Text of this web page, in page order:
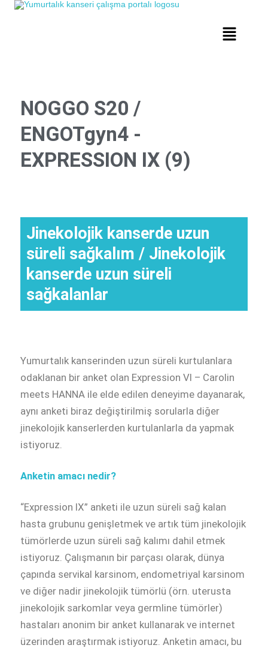
NOGGO S20 /
ENGOTgyn4 -
EXPRESSION IX (9)
Jinekolojik kanserde uzun
süreli sağkalım / Jinekolojik
kanserde uzun süreli
sağkalanlar
Yumurtalık kanserinden uzun süreli kurtulanlara
odaklanan bir anket olan Expression VI – Carolin
meets HANNA ile elde edilen deneyime dayanarak,
aynı anketi biraz değiştirilmiş sorularla diğer
jinekolojik kanserlerden kurtulanlarla da yapmak
istiyoruz.
Anketin amacı nedir?
“Expression IX” anketi ile uzun süreli sağ kalan
hasta grubunu genişletmek ve artık tüm jinekolojik
tümörlerde uzun süreli sağ kalımı dahil etmek
istiyoruz. Çalışmanın bir parçası olarak, dünya
çapında servikal karsinom, endometriyal karsinom
ve diğer nadir jinekolojik tümörlü (örn. uterusta
jinekolojik sarkomlar veya germline tümörler)
hastaları anonim bir anket kullanarak ve internet
üzerinden araştırmak istiyoruz. Anketin amacı, bu